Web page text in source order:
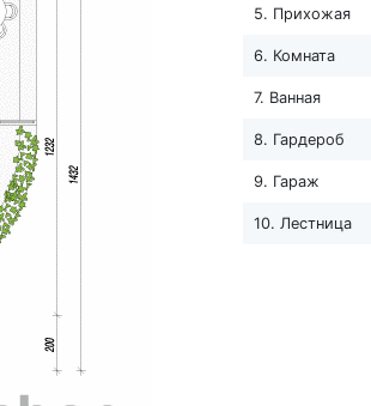
5. Прихожая
6. Комната
7. Ванная
8. Гардероб
9. Гараж
10. Лестница